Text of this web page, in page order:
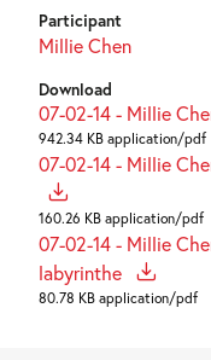
Participant
Millie Chen
Download
07-02-14 - Millie
942.34 KB application/pdf
07-02-14 - Millie
160.26 KB application/pdf
07-02-14 - Millie
labyrinthe
80.78 KB application/pdf